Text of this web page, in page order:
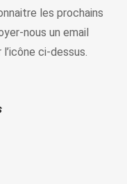
les prochains
nous un email
ci-dessus.